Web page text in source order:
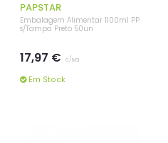
PAPSTAR
Embalagem Alimentar 1100ml PP
s/Tampa Preto 50un
17,97 € c/iva
Em Stock